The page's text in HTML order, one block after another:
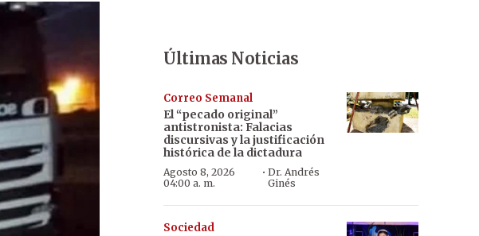
Últimas Noticias
Correo Semanal
El “pecado original”
antistronista: Falacias
discursivas y la justificación
histórica de la dictadura
Agosto 8, 2026
04:00 a. m.
·Dr. Andrés
Ginés
Sociedad